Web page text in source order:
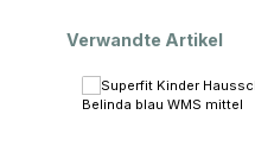
Produktgalerie überspringen
Verwandte Artikel